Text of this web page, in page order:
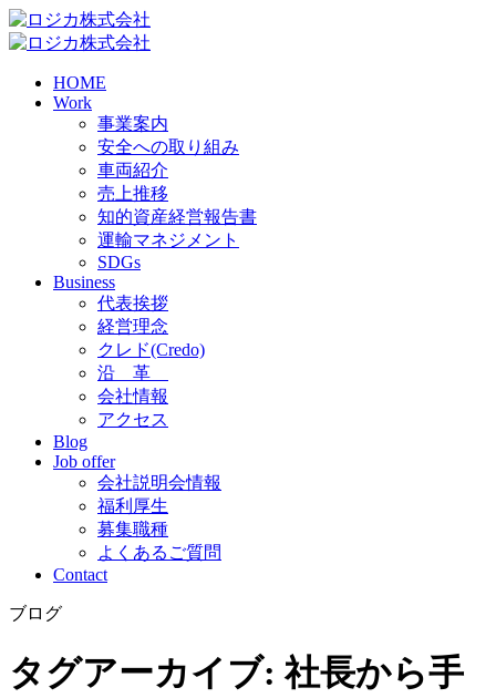
HOME
Work
事業案内
安全への取り組み
車両紹介
売上推移
知的資産経営報告書
運輸マネジメント
SDGs
Business
代表挨拶
経営理念
クレド(Credo)
沿 革
会社情報
アクセス
Blog
Job offer
会社説明会情報
福利厚生
募集職種
よくあるご質問
Contact
ブログ
タグアーカイブ:社長から手